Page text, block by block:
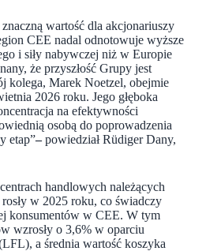
wartość dla akcjonariuszy
CEE nadal odnotowuje wyższe
i siły nabywczej niż w Europie
że przyszłość Grupy jest
kolega, Marek Noetzel, obejmie
2026 roku. Jego głęboka
na efektywności
osobą do poprowadzenia
etap”–powiedział Rüdiger Dany,
handlowych należących
w 2025 roku, co świadczy
konsumentów w CEE. W tym
wzrosły o 3,6% w oparciu
a średnia wartość koszyka